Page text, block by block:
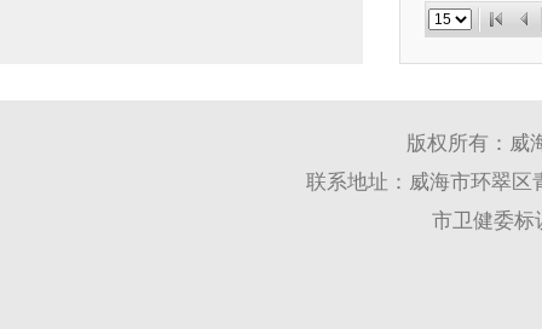
版权所有：威
联系地址：威海市环翠区
市卫健委标